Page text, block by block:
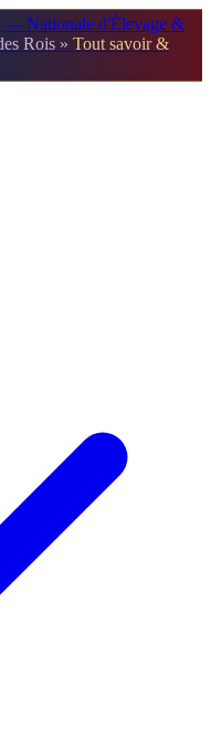
— Nationale d'Élevage &
Rois » Tout savoir &